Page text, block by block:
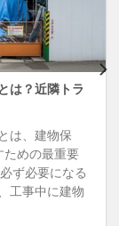
は？近隣トラ
は、建物保
ための最重要
ず必要になる
工事中に建物